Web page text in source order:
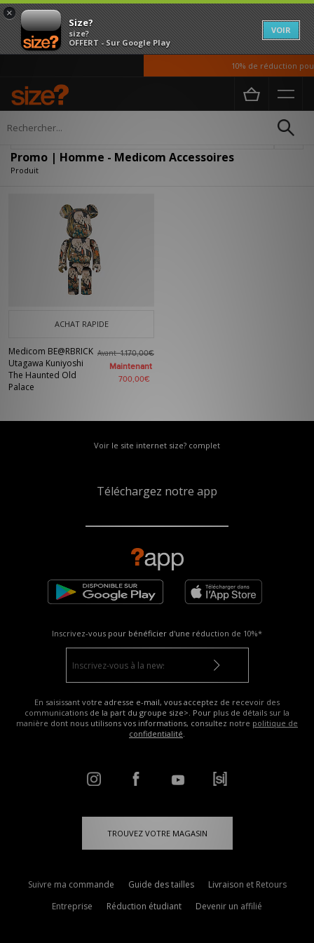
×
Size?
size?
OFFERT - Sur Google Play
VOIR
10% de réduction
Accueil Homme
Promo | Homme - Medicom Accessoires
Produit
ACHAT RAPIDE
Medicom BE@RBRICK
Utagawa Kuniyoshi
The Haunted Old
Palace
Avant1.170,00€
Maintenant
700,00€
Voir le site internet size? complet
Téléchargez notre app
Inscrivez-vous pour bénéficier d'une réduction de 10%*
En saisissant votre adresse e-mail, vous acceptez de recevoir des
communications de la part du groupe size>. Pour plus de détails sur la
manière dont nous utilisons vos informations, consultez notre politique de
confidentialité.
TROUVEZ VOTRE MAGASIN
Suivre ma commande Guide des tailles
Livraison et Retours
Entreprise
Réduction étudiant Devenir un affilié